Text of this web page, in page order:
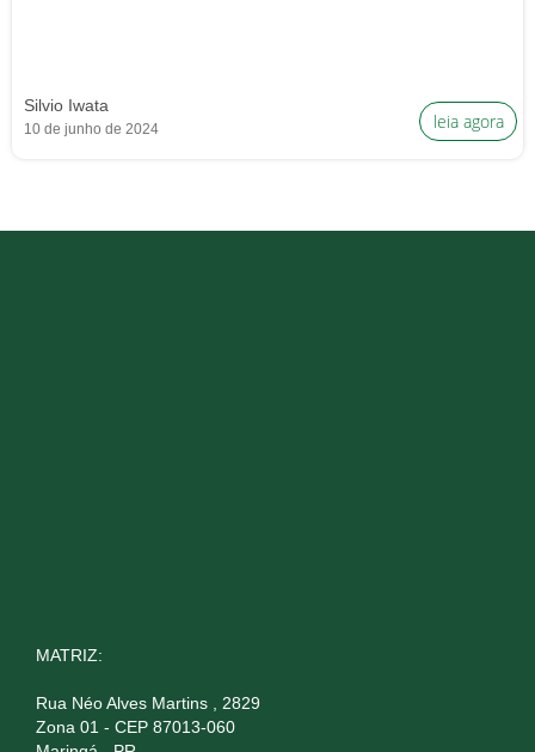
Silvio Iwata
10 de junho de 2024 leia agora
MATRIZ:
Rua Néo Alves Martins , 2829
Zona 01 - CEP 87013-060